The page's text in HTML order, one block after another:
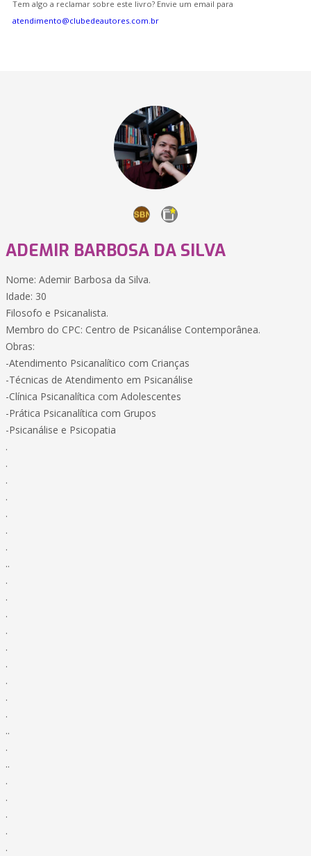
Tem algo a reclamar sobre este livro? Envie um email para
atendimento@clubedeautores.com.br
ADEMIR BARBOSA DA SILVA
Nome: Ademir Barbosa da Silva.
Idade: 30
Filosofo e Psicanalista.
Membro do CPC: Centro de Psicanálise Contemporânea.
Obras:
-Atendimento Psicanalítico com Crianças
-Técnicas de Atendimento em Psicanálise
-Clínica Psicanalítica com Adolescentes
-Prática Psicanalítica com Grupos
-Psicanálise e Psicopatia
.
.
.
.
.
.
.
..
.
.
.
.
.
.
.
.
.
..
.
..
.
.
.
.
.